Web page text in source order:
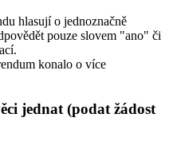
hlasují o jednoznačně
pouze slovem "ano" či
konalo o více
jednat (podat žádost